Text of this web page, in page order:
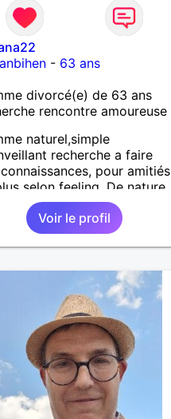
- 63 ans
divorcé(e) de 63 ans
rencontre amoureuse
naturel,simple
recherche a faire
pour amitiés
selon feeling. De nature
câline et très tactile ,je suis
et sincère.,et très
! Je ne supporte
mensonge.Rien ne vaut
en toute simplicité,j'ai
à prolonger des
virtuels Je suis plutôt
par des femmes ayant la
,belles dans leurs
et dans leurs corps.
naturellement ,sans
,ni excès A vous de jouer
😉
Voir le profil